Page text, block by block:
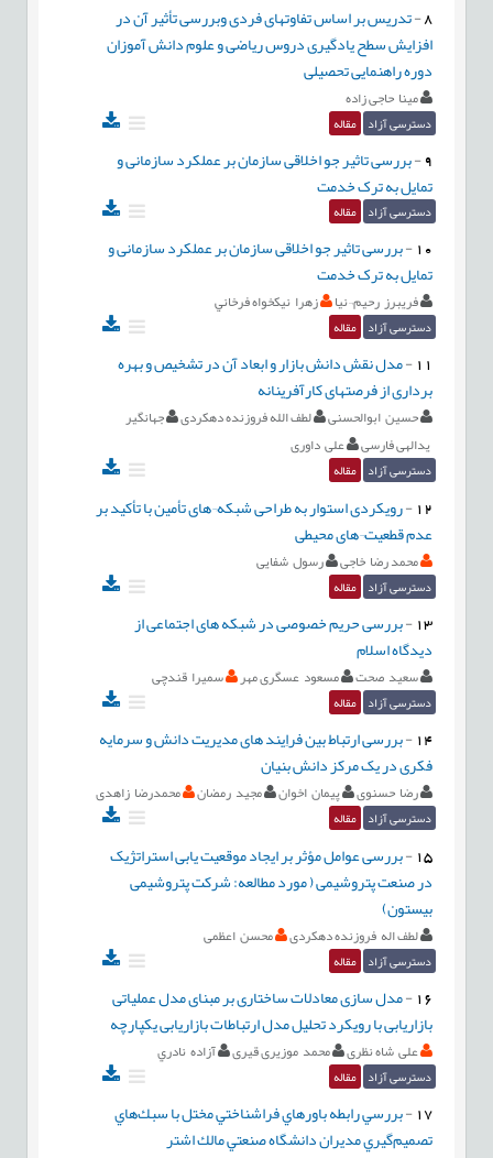
8
-تدریس بر اساس تفاوتهای فردی وبررسی تأثیر آن در
افزایش سطح یادگیری دروس ریاضی و علوم دانش آموزان
دوره راهنمایی تحصیلی
مینا حاجی زاده
دسترسی آزاد مقاله
9
-بررسی تاثیر جو اخلاقی سازمان بر عملکرد سازمانی و
تمایل به ترک خدمت
دسترسی آزاد مقاله
10
-بررسی تاثیر جو اخلاقی سازمان بر عملکرد سازمانی و
تمایل به ترک خدمت
فریبرز رحیم¬نیا زهرا نيکخواه فرخاني
دسترسی آزاد مقاله
11
-مدل نقش دانش بازار و ابعاد آن در تشخیص و بهره
برداری از فرصتهای کارآفرینانه
حسین ابوالحسنی لطف الله فروزنده دهکردی
جهانگیر
یدالهی فارسی
علی داوری
دسترسی آزاد مقاله
12
-رویکردی استوار به طراحی شبکه¬های تأمین با تأکید بر
عدم قطعیت¬های محیطی
محمد رضا خاجی رسول شفایی
دسترسی آزاد مقاله
13
-بررسی حریم خصوصی در شبکه های اجتماعی از
دیدگاه اسلام
سعید صحت مسعود عسگری مهر سمیرا قندچی
دسترسی آزاد مقاله
14
-بررسی ارتباط بین فراِیند های مدیریت دانش و سرمایه
فکری در یک مرکز دانش بنیان
رضا حسنوی پيمان اخوان مجید رمضان محمدرضا زاهدی
دسترسی آزاد مقاله
15
-بررسی عوامل مؤثر بر ایجاد موقعیت یابی استراتژیک
در صنعت پتروشیمی ( مورد مطالعه: شرکت پتروشیمی
بیستون)
لطف اله فروزنده دهکردی محسن اعظمی
دسترسی آزاد مقاله
16
-مدل سازی معادلات ساختاری بر مبنای مدل عملیاتی
بازاریابی با رویکرد تحلیل مدل ارتباطات بازاریابی یکپارچه
علی شاه نظری محمد موزیری قیری آزاده نادري
دسترسی آزاد مقاله
17
-بررسي رابطه باورهاي فراشناختي مختل با سبك‌هاي
تصميم‌گيري مديران دانشگاه صنعتي مالك اشتر